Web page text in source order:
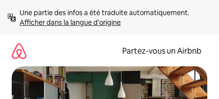
directement
Afficher dans la langue d'origine
Partez-vous un Airbnb